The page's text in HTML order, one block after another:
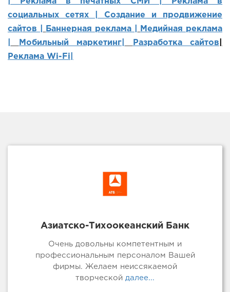
социальных сетях | Создание и продвижение
сайтов
Баннерная реклама |
Медийная реклама
Мобильный маркетинг Разработка сайтов
Реклама Wi-Fi|
Азиатско-Тихоокеанский Банк
Очень довольны компетентным и
профессиональным персоналом Вашей
фирмы. Желаем неиссякаемой
творческой далее...